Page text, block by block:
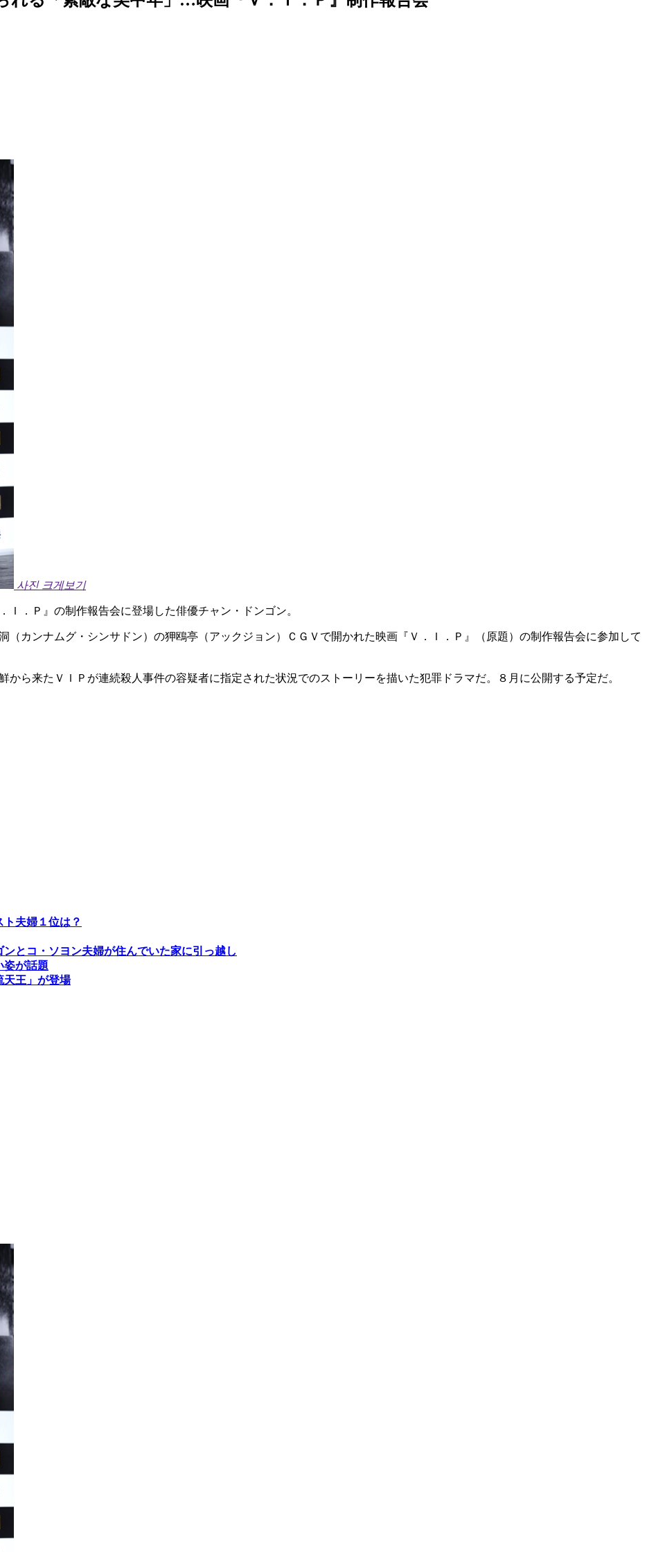
사진 크게보기
．Ｐ』の制作報告会に登場した俳優チャン・ドンゴン。
（カンナムグ・シンサドン）の狎鴎亭（アックジョン）ＣＧＶで開かれた映画『Ｖ．Ｉ．Ｐ』（原題）の制作報告会に参加して
ら来たＶＩＰが連続殺人事件の容疑者に指定された状況でのストーリーを描いた犯罪ドラマだ。８月に公開する予定だ。
ト夫婦１位は？
とコ・ソヨン夫婦が住んでいた家に引っ越し
姿が話題
天王」が登場